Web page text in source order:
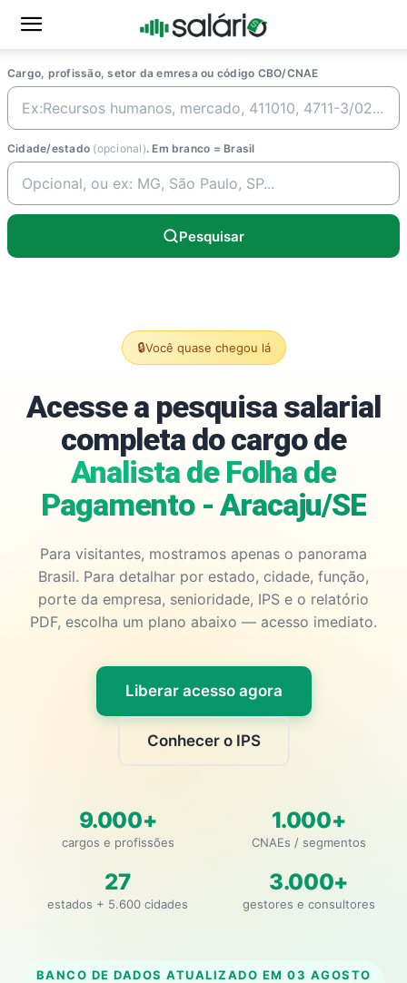
Cargo, profissão, setor da emresa ou código CBO/CNAE
Cidade/estado (opcional). Em branco = Brasil
Pesquisar
🔒Você quase chegou lá
Acesse a pesquisa salarial
completa do cargo de
Analista de Folha de
Pagamento - Aracaju/SE
Para visitantes, mostramos apenas o panorama
Brasil. Para detalhar por estado, cidade, função,
porte da empresa, senioridade, IPS e o relatório
PDF, escolha um plano abaixo — acesso imediato.
Liberar acesso agora
Conhecer o IPS
9.000+
cargos e profissões
1.000+
CNAEs / segmentos
27
estados + 5.600 cidades
3.000+
gestores e consultores
BANCO DE DADOS ATUALIZADO EM 03 AGOSTO